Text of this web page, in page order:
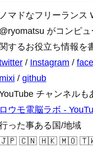
ノマドなフリーランス
@ryomatsu がコンピ
関するお役立ち情報を
/ Instagram /
mixi / github
チャンネルも
ロウモ電脳ラボ -
った事ある国/地域
🇨🇳 🇭🇰 🇲🇴